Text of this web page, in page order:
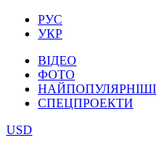
РУС
УКР
ВІДЕО
ФОТО
НАЙПОПУЛЯРНІШІ
СПЕЦПРОЕКТИ
USD